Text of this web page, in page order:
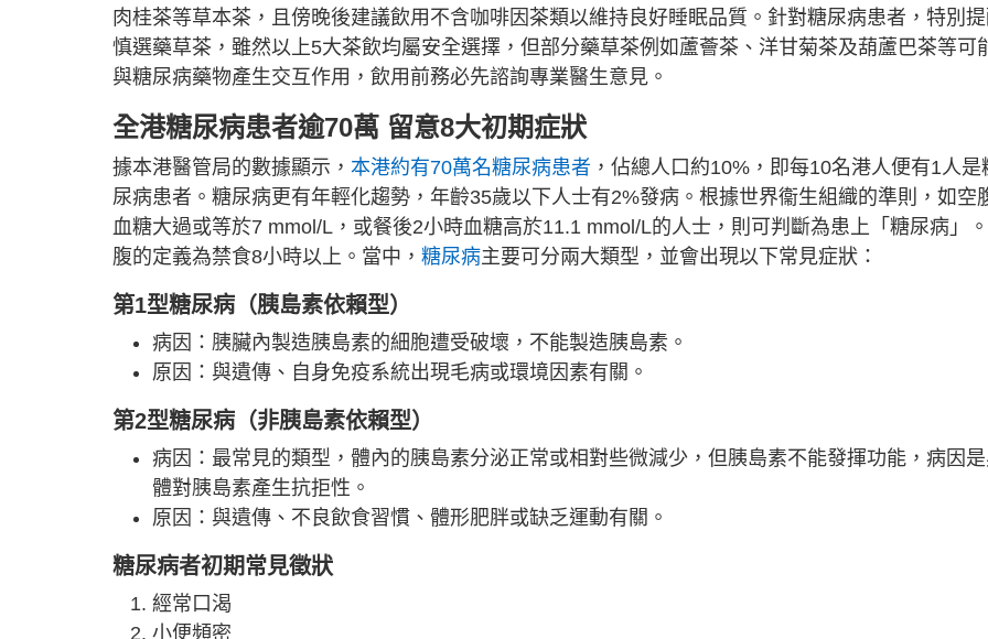
肉桂茶等草本茶，且傍晚後建議飲用不含咖啡因茶類以維持良好睡眠品質。針對糖尿病患者，特別
慎選藥草茶，雖然以上5大茶飲均屬安全選擇，但部分藥草茶例如蘆薈茶、洋甘菊茶及葫蘆巴茶等可
與糖尿病藥物產生交互作用，飲用前務必先諮詢專業醫生意見。
全港糖尿病患者逾70萬 留意8大初期症狀
據本港醫管局的數據顯示， 本港約有70萬名糖尿病患者 ，佔總人口約10%，即每10名港人便有1人是
尿病患者。糖尿病更有年輕化趨勢，年齡35歲以下人士有2%發病。根據世界衞生組織的準則，如空
血糖大過或等於7 mmol/L，或餐後2小時血糖高於11.1 mmol/L的人士，則可判斷為患上「糖尿病」
腹的定義為禁食8小時以上。當中， 糖尿病主要可分兩大類型，並會出現以下常見症狀：
第1型糖尿病（胰島素依賴型）
病因：胰臟內製造胰島素的細胞遭受破壞，不能製造胰島素。
原因：與遺傳、自身免疫系統出現毛病或環境因素有關。
第2型糖尿病（非胰島素依賴型）
病因：最常見的類型，體內的胰島素分泌正常或相對些微減少，但胰島素不能發揮功能，病因
體對胰島素產生抗拒性。
原因：與遺傳、不良飲食習慣、體形肥胖或缺乏運動有關。
糖尿病者初期常見徵狀
經常口渴
小便頻密